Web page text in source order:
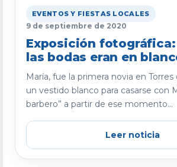
EVENTOS Y FIESTAS LOCALES
9 de septiembre de 2020
Exposición fotográfica:
las bodas eran en
María, fue la primera novia en
un vestido blanco para casarse con
barbero” a partir de ese momento...
Leer noticia